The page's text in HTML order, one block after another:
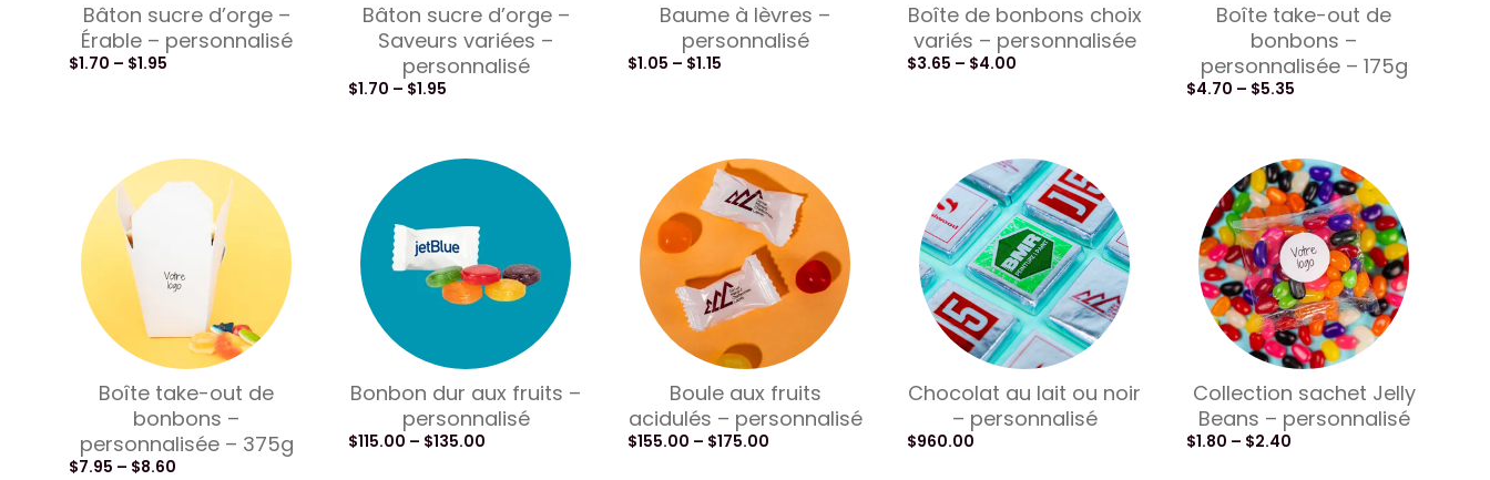
Bâton sucre d’orge –
Érable – personnalisé
$1.70 – $1.95
Bâton sucre d’orge –
Saveurs variées –
personnalisé
$1.70 – $1.95
Baume à lèvres –
personnalisé
$1.05 – $1.15
Boîte de bonbons choix
variés – personnalisée
$3.65 – $4.00
Boîte take-out de
bonbons –
personnalisée – 175g
$4.70 – $5.35
Boîte take-out de
bonbons –
personnalisée – 375g
$7.95 – $8.60
Bonbon dur aux fruits –
personnalisé
$115.00 – $135.00
Boule aux fruits
acidulés – personnalisé
$155.00 – $175.00
Chocolat au lait ou noir
– personnalisé
$960.00
Collection sachet Jelly
Beans – personnalisé
$1.80 – $2.40